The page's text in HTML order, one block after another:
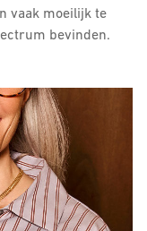
vaak moeilijk te
bevinden.